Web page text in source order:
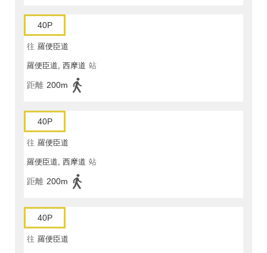
40P
往 羅便臣道
羅便臣道, 西摩道 站
距離 200m
40P
往 羅便臣道
羅便臣道, 西摩道 站
距離 200m
40P
往 羅便臣道